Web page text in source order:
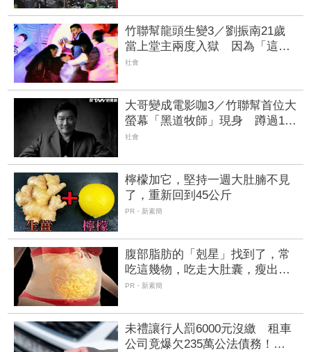
竹聯幫龍頭生變3／劉振南21歲
當上堂主兩度入獄 因為「這件
事」扭轉形象 | FTNN 新聞網
社會
大哥變成電影咖3／竹聯幫首位大
螢幕「黑道牧師」現身 蹲過14
個監獄的「屁股殺手」 | FTNN
社會
檸檬加它，堅持一週大肚腩不見
了，重新回到45公斤
PR・新素簡
腹部脂肪的「剋星」找到了，常
吃這幾物，吃走大肚囊，瘦出小
蠻腰
PR・新素簡
未禮讓行人罰6000元沒繳 租車
公司竟爆欠235萬公法債務！負